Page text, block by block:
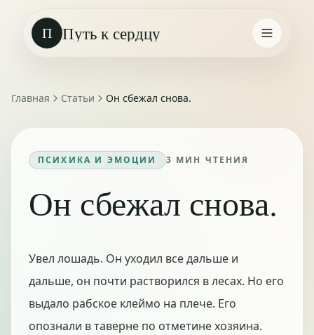
П Путь к сердцу
Главная Статьи Он сбежал снова.
ПСИХИКА И ЭМОЦИИ 3 МИН ЧТЕНИЯ
Он сбежал снова.
Увел лошадь. Он уходил все дальше и
дальше, он почти растворился в лесах. Но его
выдало рабское клеймо на плече. Его
опознали в таверне по отметине хозяина.